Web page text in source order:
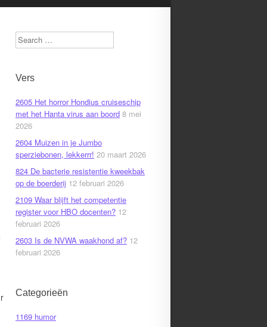
Search
Vers
2605 Het horror Hondius cruiseschip
met het Hanta virus aan boord 8 mei
2026
2604 Muizen in je Jumbo
sperziebonen, lekkerrr! 20 maart 2026
824 De bacterie resistentie kweekbak
op de boerderij 12 februari 2026
2109 Waar blijft het competentie
register voor HBO docenten? 12
februari 2026
2603 Is de NVWA waakhond af? 12
februari 2026
Categorieën
1169 humor